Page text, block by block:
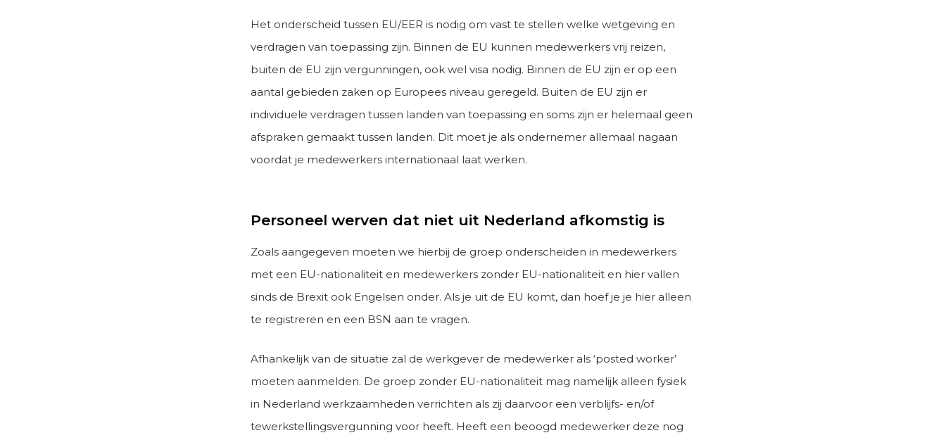
Het onderscheid tussen EU/EER is nodig om vast te stellen welke wetgeving en
verdragen van toepassing zijn. Binnen de EU kunnen medewerkers vrij reizen,
buiten de EU zijn vergunningen, ook wel visa nodig. Binnen de EU zijn er op een
aantal gebieden zaken op Europees niveau geregeld. Buiten de EU zijn er
individuele verdragen tussen landen van toepassing en soms zijn er helemaal geen
afspraken gemaakt tussen landen. Dit moet je als ondernemer allemaal nagaan
voordat je medewerkers internationaal laat werken.
Personeel werven dat niet uit Nederland afkomstig is
Zoals aangegeven moeten we hierbij de groep onderscheiden in medewerkers
met een EU-nationaliteit en medewerkers zonder EU-nationaliteit en hier vallen
sinds de Brexit ook Engelsen onder. Als je uit de EU komt, dan hoef je je hier alleen
te registreren en een BSN aan te vragen.
Afhankelijk van de situatie zal de werkgever de medewerker als ‘posted worker’
moeten aanmelden. De groep zonder EU-nationaliteit mag namelijk alleen fysiek
in Nederland werkzaamheden verrichten als zij daarvoor een verblijfs- en/of
tewerkstellingsvergunning voor heeft. Heeft een beoogd medewerker deze nog